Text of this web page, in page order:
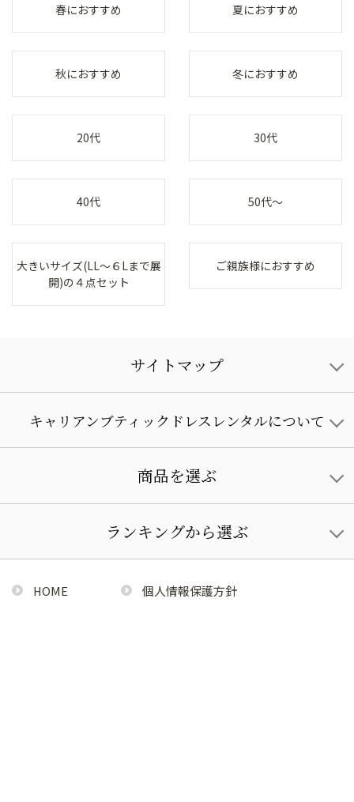
春におすすめ 夏におすすめ
秋におすすめ 冬におすすめ
20代 30代
40代 50代～
大きいサイズ(LL～６Lまで展
開)の４点セット
ご親族様におすすめ
サイトマップ
キャリアンブティックドレスレンタルについて
商品を選ぶ
ランキングから選ぶ
HOME 個人情報保護方針